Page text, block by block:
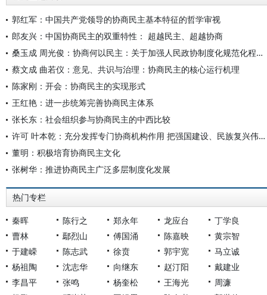
郭红军：中国共产党领导的协商民主基本特征的哲学审视
郎友兴：中国协商民主的双重特性： 超越民主、超越协商
桑玉成 周光俊：协商何以民主：关于加强人民政协制度化规范化程序化功能建设的思考
蔡文成 曲若仪：意见、共识与治理：协商民主的核心运行机理
陈家刚：开会：协商民主的实现形式
王红艳：进一步统筹完善协商民主体系
张长东：社会组织参与协商民主的中西比较
许可 叶本乾：充分发挥专门协商机构作用 把强国建设、民族复兴伟业不断推向前进
董明：积极培育协商民主文化
张树华：推进协商民主广泛多层制度化发展
热门专栏
秦晖 陈行之 郑永年 龙应台
丁学良
曹林
鄢烈山 傅国涌 陈嘉映
黄宗智
于建嵘
陈志武 徐贲 郭宇宽
马立诚
杨祖陶
沈志华 向继东 赵汀阳
戴建业
李昌平
张鸣 杨奎松 王海光
周濂